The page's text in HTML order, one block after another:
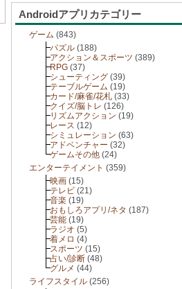
Androidアプリカテゴリー
ゲーム (843)
パズル (188)
アクション＆スポーツ (389)
RPG (37)
シューティング (39)
テーブルゲーム (19)
カード/麻雀/花札 (33)
クイズ/脳トレ (126)
リズムアクション (19)
レース (12)
シミュレーション (63)
アドベンチャー (32)
ゲームその他 (24)
エンターテイメント (359)
映画 (15)
テレビ (21)
音楽 (19)
おもしろアプリ/ネタ (187)
芸能 (19)
ラジオ (5)
着メロ (4)
スポーツ (15)
占い/診断 (48)
グルメ (44)
ライフスタイル (256)